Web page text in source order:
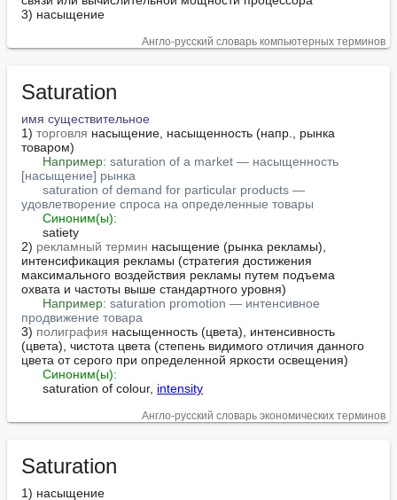
3) насыщение
Англо-русский словарь компьютерных терминов
Saturation
имя существительное
1) торговля насыщение, насыщенность (напр., рынка
товаром)
Например: saturation of a market — насыщенность
[насыщение] рынка
saturation of demand for particular products —
удовлетворение спроса на определенные товары
Синоним(ы):
2) рекламный термин насыщение (рынка рекламы),
интенсификация рекламы (стратегия достижения
максимального воздействия рекламы путем подъема
охвата и частоты выше стандартного уровня)
Например: saturation promotion — интенсивное
продвижение товара
3) полиграфия насыщенность (цвета), интенсивность
(цвета), чистота цвета (степень видимого отличия данного
цвета от серого при определенной яркости освещения)
Синоним(ы):
      saturation of colour,
intensity
Англо-русский словарь экономических терминов
Saturation
1) насыщение